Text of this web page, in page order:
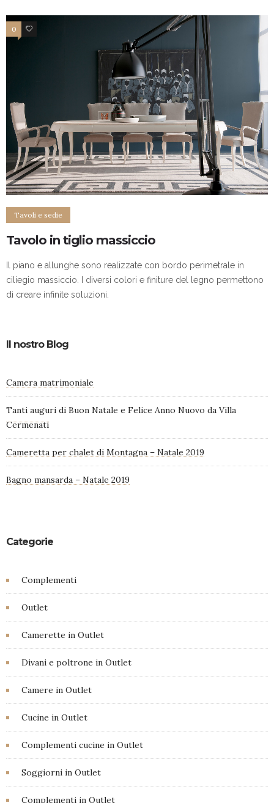
0 4
Tavoli e sedie
Tavolo in tiglio massiccio
Il piano e allunghe sono realizzate con bordo perimetrale in
ciliegio massiccio. I diversi colori e finiture del legno permettono
di creare infinite soluzioni.
Il nostro Blog
Camera matrimoniale
Tanti auguri di Buon Natale e Felice Anno Nuovo da Villa
Cermenati
Cameretta per chalet di Montagna – Natale 2019
Bagno mansarda – Natale 2019
Categorie
Complementi
Outlet
Camerette in Outlet
Divani e poltrone in Outlet
Camere in Outlet
Cucine in Outlet
Complementi cucine in Outlet
Soggiorni in Outlet
Complementi in Outlet